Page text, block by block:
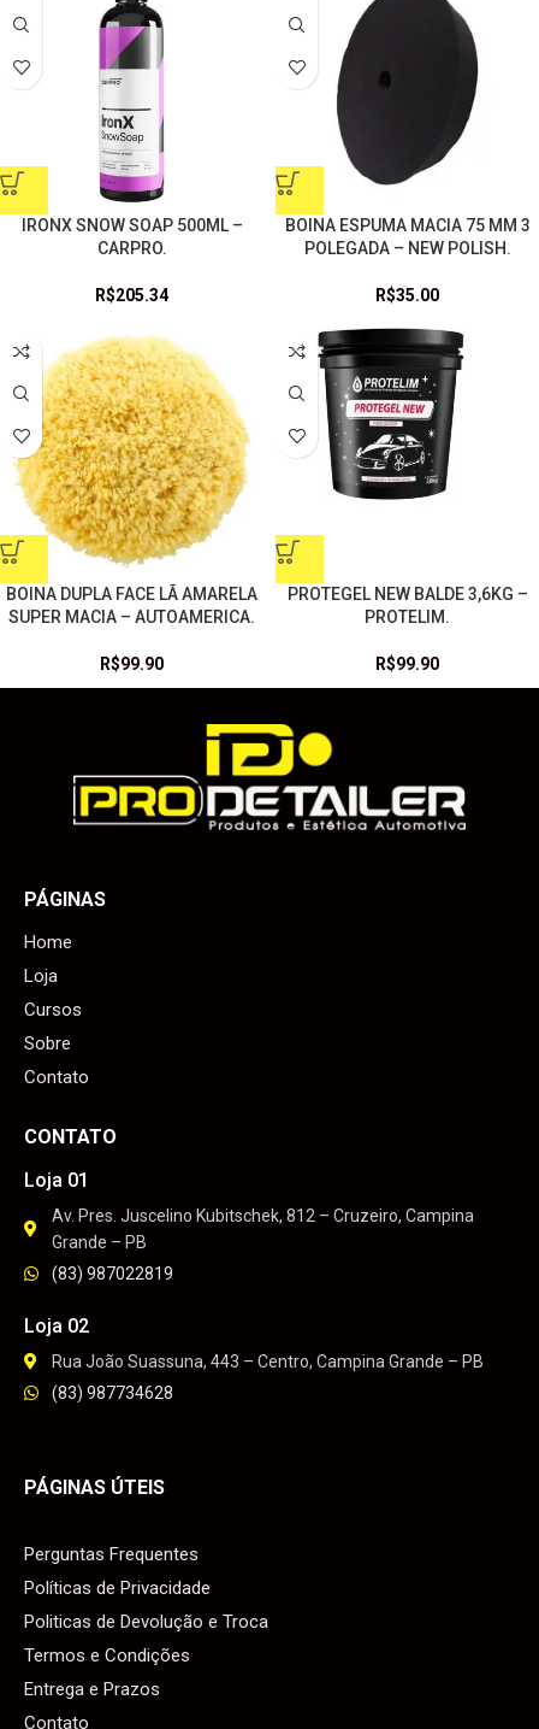
IRONX SNOW SOAP 500ML –
CARPRO.
R$205.34
BOINA ESPUMA MACIA 75 MM 3
POLEGADA – NEW POLISH.
R$35.00
BOINA DUPLA FACE LÃ AMARELA
SUPER MACIA – AUTOAMERICA.
R$99.90
PROTEGEL NEW BALDE 3,6KG –
PROTELIM.
R$99.90
PÁGINAS
Home
Loja
Cursos
Sobre
Contato
CONTATO
Loja 01
Av. Pres. Juscelino Kubitschek, 812 – Cruzeiro, Campina
Grande – PB
(83) 987022819
Loja 02
Rua João Suassuna, 443 – Centro, Campina Grande – PB
(83) 987734628
PÁGINAS ÚTEIS
Perguntas Frequentes
Políticas de Privacidade
Politicas de Devolução e Troca
Termos e Condições
Entrega e Prazos
Contato